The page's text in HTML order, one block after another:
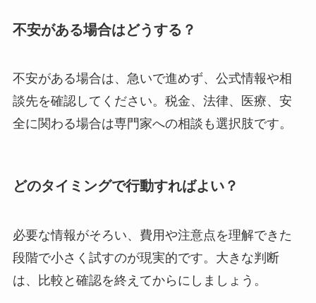
不安がある場合はどうする？
不安がある場合は、急いで進めず、公式情報や相
談先を確認してください。税金、法律、医療、安
全に関わる場合は専門家への相談も選択肢です。
どのタイミングで行動すればよい？
必要な情報がそろい、費用や注意点を理解できた
段階で小さく試すのが現実的です。大きな判断
は、比較と確認を終えてからにしましょう。